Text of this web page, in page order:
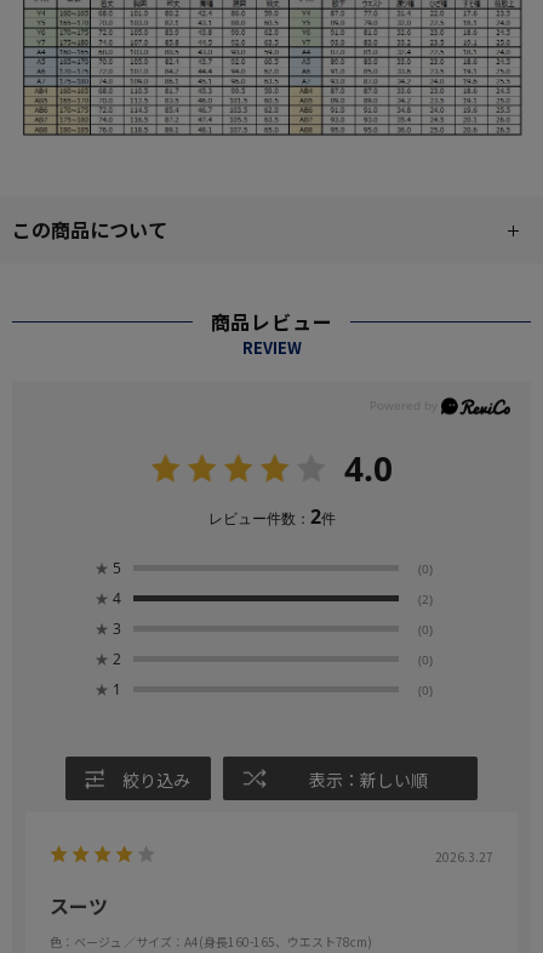
この商品について
商品レビュー
REVIEW
4.0
レビュー件数： 2件
★ 5 (0)
★ 4 (2)
★ 3 (0)
★ 2 (0)
★ 1 (0)
絞り込み 表示：新しい順
2026.3.27
スーツ
色：ベージュ ／サイズ：A4(身長160-165、ウエスト78cm)